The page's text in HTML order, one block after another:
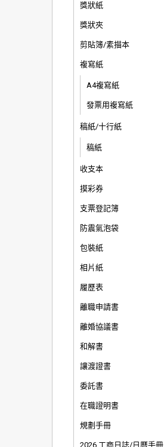
獎狀紙
獎狀夾
剪貼簿/素描本
複寫紙
A4複寫紙
發票用複寫紙
稿紙/十行紙
稿紙
收支本
摸彩券
支票登記簿
防震氣泡袋
包裝紙
相片紙
履歷表
離職申請書
離婚協議書
和解書
讓渡證書
委託書
在職證明書
規劃手冊
2026 工商日誌/日曆手冊